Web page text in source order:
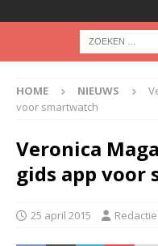
HOME NIEUWS
voor smartwatch
Veronica
gids app voor
25 april 2015 Redactie